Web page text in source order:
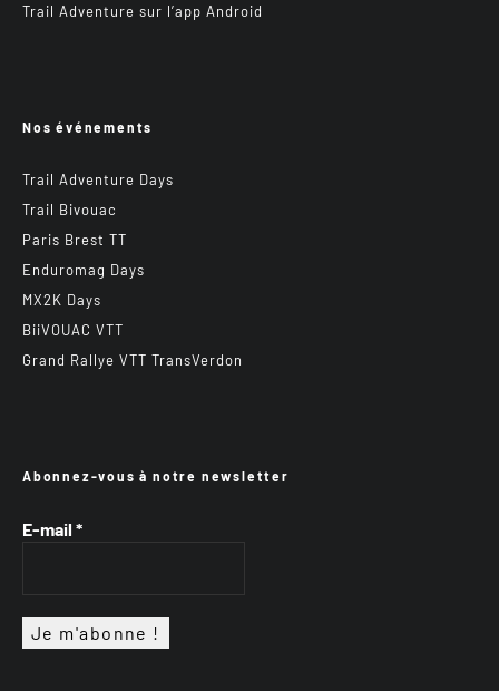
Trail Adventure sur l’app Android
Nos événements
Trail Adventure Days
Trail Bivouac
Paris Brest TT
Enduromag Days
MX2K Days
BiiVOUAC VTT
Grand Rallye VTT TransVerdon
Abonnez-vous à notre newsletter
E-mail *